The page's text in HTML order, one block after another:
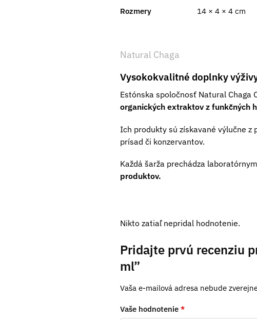
Rozmery 14 × 4 × 4 cm
Natural Chaga
Vysokokvalitné doplnky
Estónska spoločnosť Natural Chaga
organických extraktov z funkčných
Ich produkty sú získavané výlučne
prísad či konzervantov.
Každá šarža prechádza
produktov.
Nikto zatiaľ nepridal hodnotenie.
Pridajte prvú recenziu
ml”
Vaša e-mailová adresa nebude
Vaše hodnotenie *